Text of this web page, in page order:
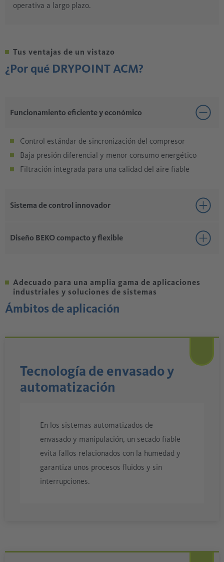
operativa a largo plazo.
Tus ventajas de un vistazo
¿Por qué DRYPOINT ACM?
Funcionamiento eficiente y económico
Control estándar de sincronización del compresor
Baja presión diferencial y menor consumo energético
Filtración integrada para una calidad del aire fiable
Sistema de control innovador
Panel de control con pantalla a color muestra datos en
tiempo real y alarmas
Diseño BEKO compacto y flexible
Opciones de personalización OEM disponibles
Fabricado por BEKO TECHNOLOGIES: desarrollo,
producción y servicio de un solo proveedor
Adecuado para una amplia gama de aplicaciones
industriales y soluciones de sistemas
Ámbitos de aplicación
Tecnología de envasado y
automatización
En los sistemas automatizados de
envasado y manipulación, un secado fiable
evita fallos relacionados con la humedad y
garantiza unos procesos fluidos y sin
interrupciones.